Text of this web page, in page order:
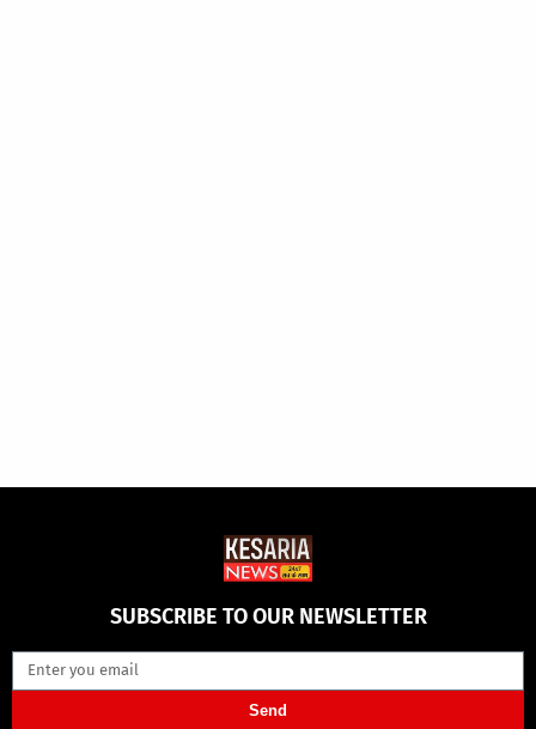
SUBSCRIBE TO OUR NEWSLETTER
Send